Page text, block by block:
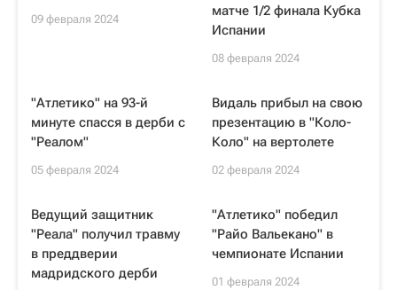
09 февраля 2024
матче 1/2 финала Кубка
Испании
08 февраля 2024
"Атлетико" на 93-й
минуте спасся в дерби с
"Реалом"
05 февраля 2024
Видаль прибыл на свою
презентацию в "Коло-
Коло" на вертолете
02 февраля 2024
Ведущий защитник
"Реала" получил травму
в преддверии
мадридского дерби
"Атлетико" победил
"Райо Вальекано" в
чемпионате Испании
01 февраля 2024